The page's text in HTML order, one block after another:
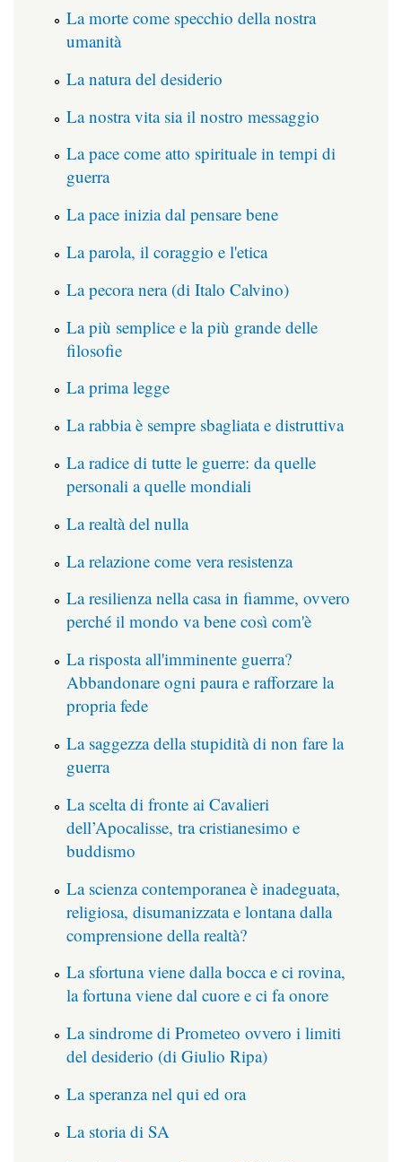
La morte come specchio della nostra
umanità
La natura del desiderio
La nostra vita sia il nostro messaggio
La pace come atto spirituale in tempi di
guerra
La pace inizia dal pensare bene
La parola, il coraggio e l'etica
La pecora nera (di Italo Calvino)
La più semplice e la più grande delle
filosofie
La prima legge
La rabbia è sempre sbagliata e distruttiva
La radice di tutte le guerre: da quelle
personali a quelle mondiali
La realtà del nulla
La relazione come vera resistenza
La resilienza nella casa in fiamme, ovvero
perché il mondo va bene così com'è
La risposta all'imminente guerra?
Abbandonare ogni paura e rafforzare la
propria fede
La saggezza della stupidità di non fare la
guerra
La scelta di fronte ai Cavalieri
dell’Apocalisse, tra cristianesimo e
buddismo
La scienza contemporanea è inadeguata,
religiosa, disumanizzata e lontana dalla
comprensione della realtà?
La sfortuna viene dalla bocca e ci rovina,
la fortuna viene dal cuore e ci fa onore
La sindrome di Prometeo ovvero i limiti
del desiderio (di Giulio Ripa)
La speranza nel qui ed ora
La storia di SA